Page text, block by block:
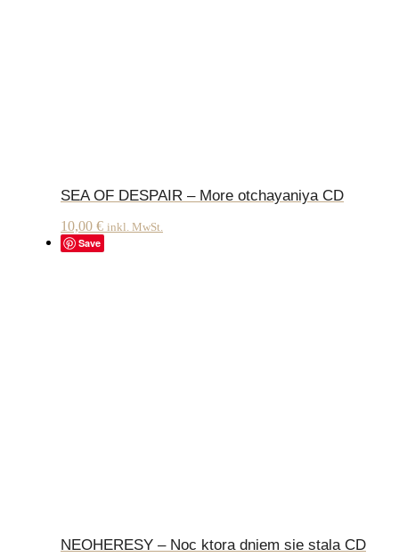
SEA OF DESPAIR – More otchayaniya CD
10,00 € inkl. MwSt.
Save
NEOHERESY – Noc ktora dniem sie stala CD